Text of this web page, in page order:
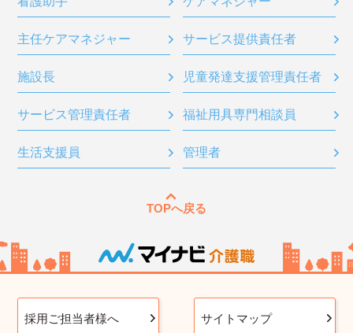
主任ケアマネジャー サービス提供責任者
施設長 児童発達支援管理責任者
サービス管理責任者 福祉用具専門相談員
生活支援員 管理者
TOPへ戻る
採用ご担当者様へ サイトマップ